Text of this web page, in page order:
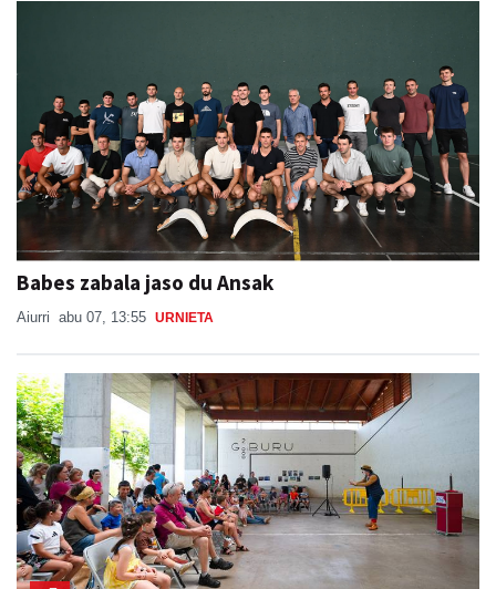
Babes zabala jaso du Ansak
Aiurri abu 07, 13:55 URNIETA